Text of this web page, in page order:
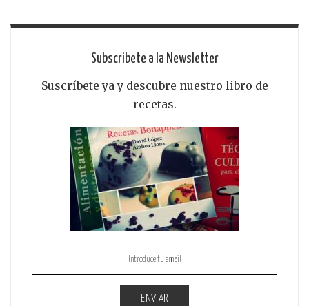
Subscribete a la Newsletter
Suscríbete ya y descubre nuestro libro de
recetas.
ENVIAR